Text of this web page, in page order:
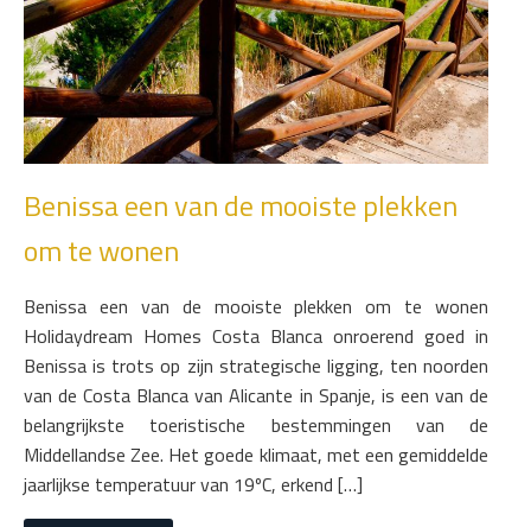
Benissa een van de mooiste plekken
om te wonen
Benissa een van de mooiste plekken om te wonen
Holidaydream Homes Costa Blanca onroerend goed in
Benissa is trots op zijn strategische ligging, ten noorden
van de Costa Blanca van Alicante in Spanje, is een van de
belangrijkste toeristische bestemmingen van de
Middellandse Zee. Het goede klimaat, met een gemiddelde
jaarlijkse temperatuur van 19ºC, erkend […]